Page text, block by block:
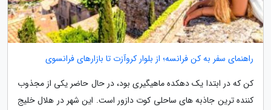
راهنمای سفر به کن فرانسه؛ از بلوار کروآزت تا بازارهای فرانسوی
کن که در ابتدا یک دهکده ماهیگیری بود، در حال حاضر یکی از مجذوب
کننده ترین جاذبه های ساحلی کوت دازور است. این شهر در هلال خلیج